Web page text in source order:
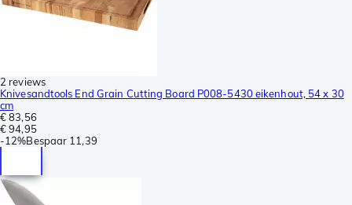
2 reviews
Knivesandtools End Grain Cutting Board P008-5430 eikenhout, 54 x 30
cm
€ 83,56
€ 94,95
-12%Bespaar 11,39